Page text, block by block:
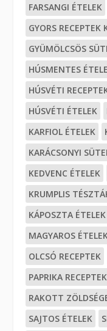
FARSANGI ÉTELEK
GYORS RECEPTEK
GYÜMÖLCSÖS
HÚSMENTES
HÚSVÉTI
HÚSVÉTI ÉTELEK
KARFIOL ÉTELEK
KARÁCSONYI
KEDVENC ÉTELEK
KRUMPLIS
KÁPOSZTA ÉTELEK
MAGYAROS
OLCSÓ RECEPTEK
PAPRIKA RECEPTEK
RAKOTT
SAJTOS ÉTELEK